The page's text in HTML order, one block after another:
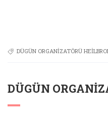
DÜGÜN ORGANIZATÖRÜ
DÜGÜN